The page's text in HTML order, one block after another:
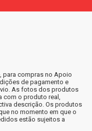
para compras no Apoio
de pagamento e
As fotos dos produtos
o produto real,
descrição. Os produtos
no momento em que o
estão sujeitos a